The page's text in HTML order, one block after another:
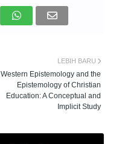
LEBIH BARU
Western Epistemology and the
Epistemology of Christian
Education: A Conceptual and
Implicit Study